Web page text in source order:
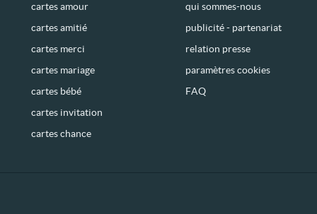
cartes amour
cartes amitié
cartes merci
cartes mariage
cartes bébé
cartes invitation
cartes chance
qui sommes-nous
publicité - partenariat
relation presse
paramètres cookies
FAQ